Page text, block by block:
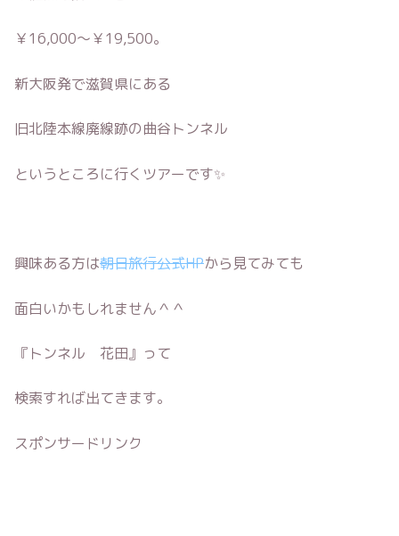
￥16,000〜￥19,500。
新大阪発で滋賀県にある
旧北陸本線廃線跡の曲谷トンネル
というところに行くツアーです✨
興味ある方は朝日旅行公式HPから見てみても
面白いかもしれません＾＾
『トンネル 花田』って
検索すれば出てきます。
スポンサードリンク